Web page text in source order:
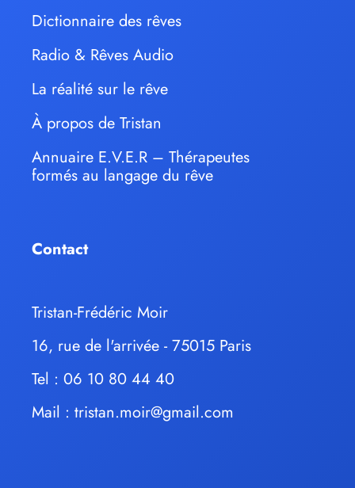
Dictionnaire des rêves
Radio & Rêves Audio
La réalité sur le rêve
À propos de Tristan
Annuaire E.V.E.R – Thérapeutes
formés au langage du rêve
Contact
Tristan-Frédéric Moir
16, rue de l'arrivée - 75015 Paris
Tel : 06 10 80 44 40
Mail : tristan.moir@gmail.com